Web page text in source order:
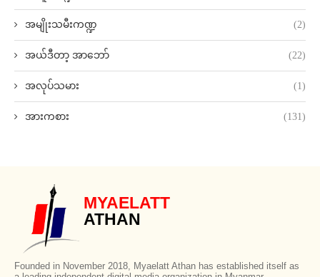
အမျိုးသမီးကဏ္ဍ (2)
အယ်ဒီတာ့ အာဘော် (22)
အလုပ်သမား (1)
အားကစား (131)
MYAELATT
ATHAN
Founded in November 2018, Myaelatt Athan has established itself as